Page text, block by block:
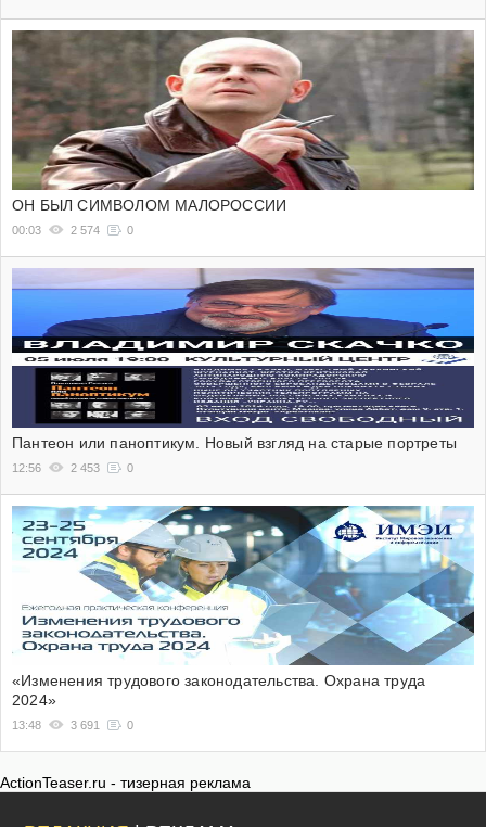
ОН БЫЛ СИМВОЛОМ МАЛОРОССИИ
00:03 2 574 0
Пантеон или паноптикум. Новый взгляд на старые портреты
12:56 2 453 0
«Изменения трудового законодательства. Охрана труда
2024»
13:48 3 691 0
ActionTeaser.ru - тизерная реклама